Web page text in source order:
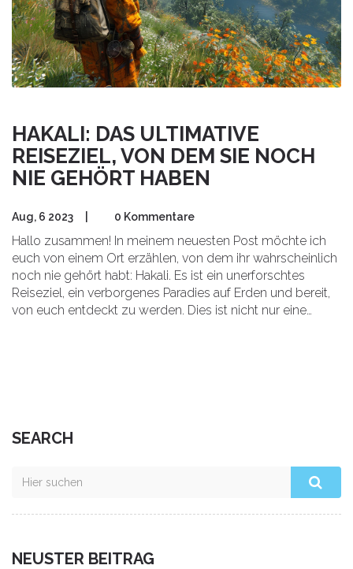
HAKALI: DAS ULTIMATIVE
REISEZIEL, VON DEM SIE NOCH
NIE GEHÖRT HABEN
Aug, 6 2023 0 Kommentare
Hallo zusammen! In meinem neuesten Post möchte ich
euch von einem Ort erzählen, von dem ihr wahrscheinlich
noch nie gehört habt: Hakali. Es ist ein unerforschtes
Reiseziel, ein verborgenes Paradies auf Erden und bereit,
von euch entdeckt zu werden. Dies ist nicht nur eine
SEARCH
NEUSTER BEITRAG